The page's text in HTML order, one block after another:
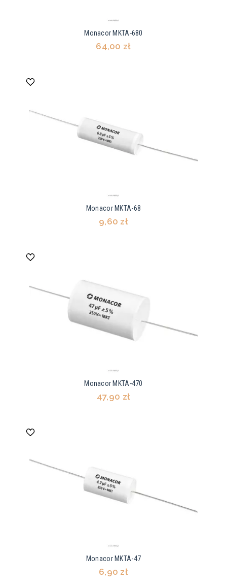
Monacor MKTA-680
64,00 zł
Monacor MKTA-68
9,60 zł
Monacor MKTA-470
47,90 zł
Monacor MKTA-47
6,90 zł